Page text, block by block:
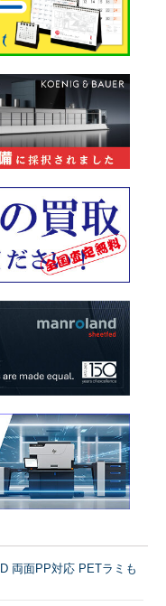
両面PP対応 PETラミも